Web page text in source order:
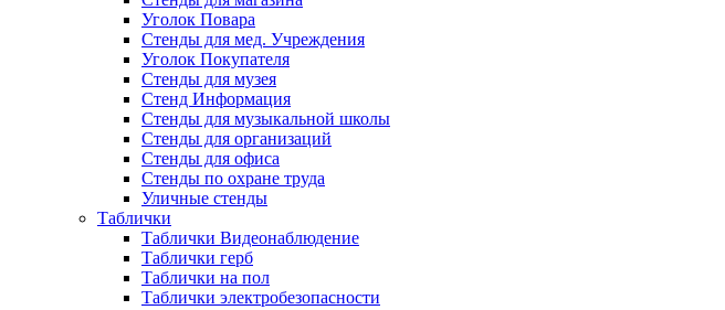
Уголок Повара
Стенды для мед. Учреждения
Уголок Покупателя
Стенды для музея
Стенд Информация
Стенды для музыкальной школы
Стенды для организаций
Стенды для офиса
Стенды по охране труда
Уличные стенды
Таблички
Таблички Видеонаблюдение
Таблички герб
Таблички на пол
Таблички электробезопасности